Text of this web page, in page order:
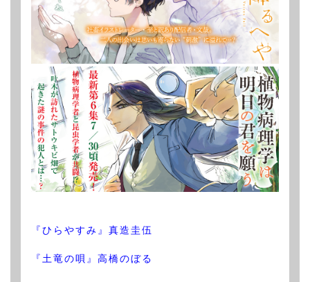
『ひらやすみ』真造圭伍
『土竜の唄』高橋のぼる